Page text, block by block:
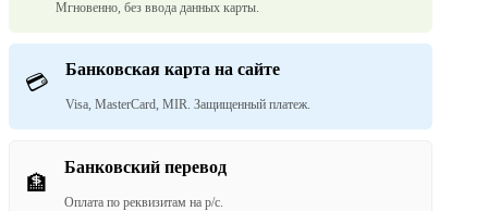
Мгновенно, без ввода данных карты.
💳
Банковская карта на сайте
Visa, MasterCard, MIR. Защищенный платеж.
🏦
Банковский перевод
Оплата по реквизитам на р/с.